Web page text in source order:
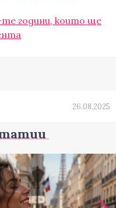
години, които ще
26.08.2025